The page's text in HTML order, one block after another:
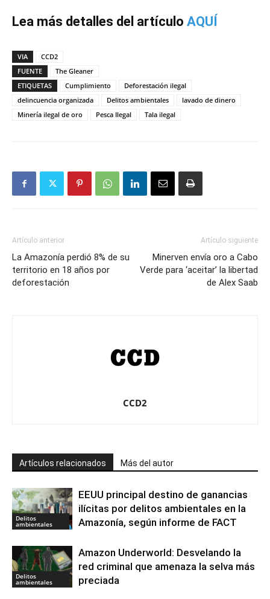
Lea más detalles del artículo AQUÍ
VIA
CCD2
FUENTE
The Gleaner
ETIQUETAS
Cumplimiento
Deforestación ilegal
delincuencia organizada
Delitos ambientales
lavado de dinero
Minería ilegal de oro
Pesca Ilegal Tala ilegal
Artículo anterior
La Amazonía perdió 8% de su
territorio en 18 años por
deforestación
Artículo siguiente
Minerven envía oro a Cabo
Verde para ‘aceitar’ la libertad
de Alex Saab
CCD2
Artículos relacionados Más del autor
Delitos
ambientales
EEUU principal destino de ganancias
ilícitas por delitos ambientales en la
Amazonía, según informe de FACT
Delitos
ambientales
Amazon Underworld: Desvelando la
red criminal que amenaza la selva más
preciada